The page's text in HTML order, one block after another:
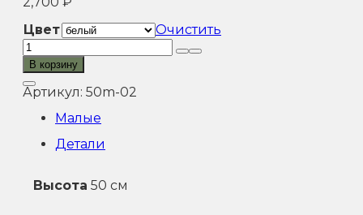
Цвет
Очистить
Количество
товара
50m-
02,
Корзина
Лукошко
В корзину
Артикул: 50m-02
Малые
Детали
Высота 50 см